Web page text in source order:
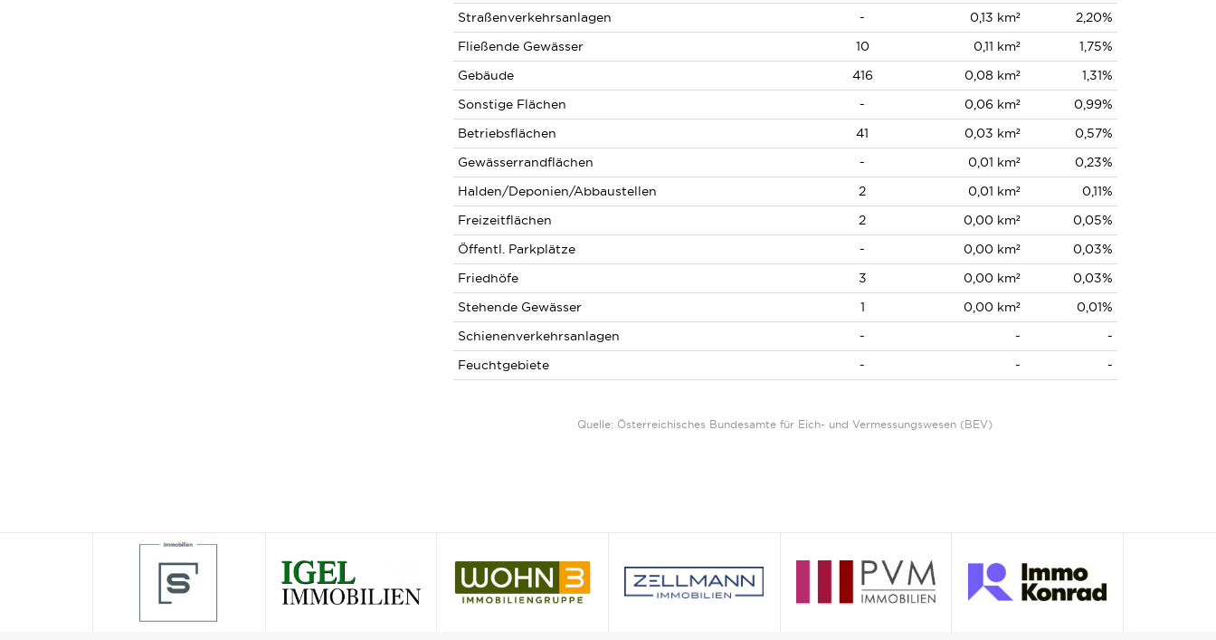
Straßenverkehrsanlagen
- 0,13 km²
2,20%
Fließende Gewässer
10 0,11 km²
1,75%
Gebäude
416 0,08 km²
1,31%
Sonstige Flächen
- 0,06 km²
0,99%
Betriebsflächen
41 0,03 km²
0,57%
Gewässerrandflächen
- 0,01 km²
0,23%
Halden/Deponien/Abbaustellen
2 0,01 km²
0,11%
Freizeitflächen
2 0,00 km²
0,05%
Öffentl. Parkplätze
- 0,00 km²
0,03%
Friedhöfe
3 0,00 km²
0,03%
Stehende Gewässer
1 0,00 km²
0,01%
Schienenverkehrsanlagen
- -
-
Feuchtgebiete
- - -
Quelle: Österreichisches Bundesamte für Eich- und Vermessungswesen (BEV)